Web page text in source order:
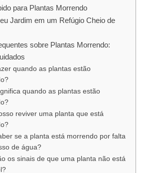
para Plantas Morrendo
Jardim em um Refúgio Cheio de
sobre Plantas Morrendo:
quando as plantas estão
quando as plantas estão
reviver uma planta que está
se a planta está morrendo por falta
de água?
os sinais de que uma planta não está